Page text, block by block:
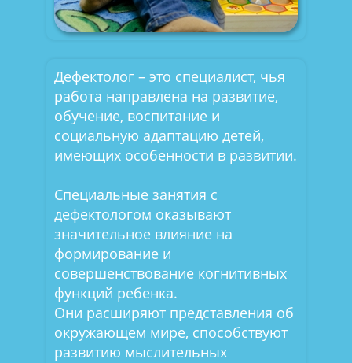
Дефектолог – это специалист, чья
работа направлена на развитие,
обучение, воспитание и
социальную адаптацию детей,
имеющих особенности в развитии.
Специальные занятия с
дефектологом оказывают
значительное влияние на
формирование и
совершенствование когнитивных
функций ребенка.
Они расширяют представления об
окружающем мире, способствуют
развитию мыслительных